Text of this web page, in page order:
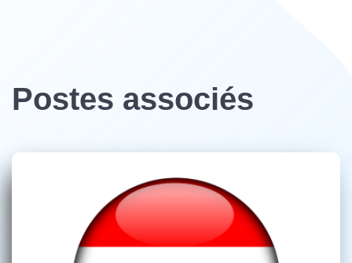
Postes associés